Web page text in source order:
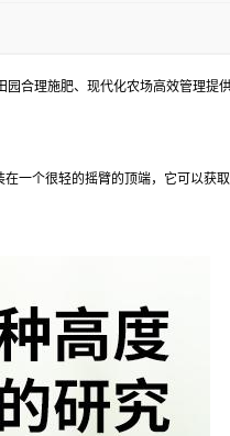
合理施肥、现代化农场高效管理提
一个很轻的摇臂的顶端，它可以获